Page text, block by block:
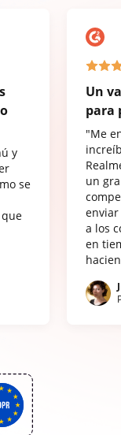
y
se
Un
para
"Me
un
a los
en